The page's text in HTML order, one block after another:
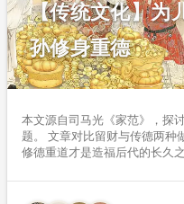
【传统文化】为
孙修身重德
本文源自司马光《家范》，探
题。 文章对比留财与传德两种
修德重道才是造福后代的长久